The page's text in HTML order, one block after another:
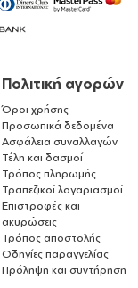
Πολιτική αγορών
Όροι χρήσης
Προσωπικά δεδομένα
Ασφάλεια συναλλαγών
Τέλη και δασμοί
Τρόπος πληρωμής
Τραπεζικοί λογαριασμοί
Επιστροφές και
ακυρώσεις
Τρόπος αποστολής
Οδηγίες παραγγελίας
Πρόληψη και συντήρηση